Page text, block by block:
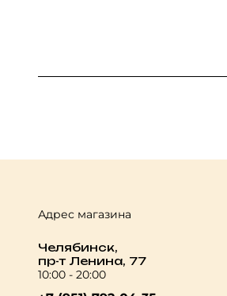
Адрес магазина
Челябинск,
пр-т Ленина, 77
10:00 - 20:00